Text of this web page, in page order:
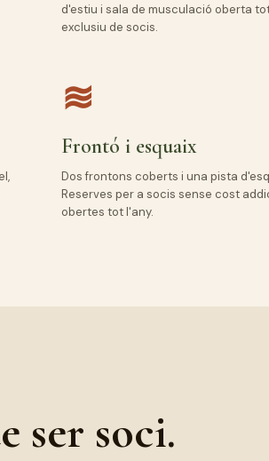
d'estiu i sala de musculació oberta
exclusiu de socis.
≋
Frontó i esquaix
Dos frontons coberts i una pista
Reserves per a socis sense cost
obertes tot l'any.
ser soci.